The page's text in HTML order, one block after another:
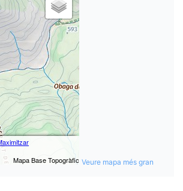
Veure mapa més gran